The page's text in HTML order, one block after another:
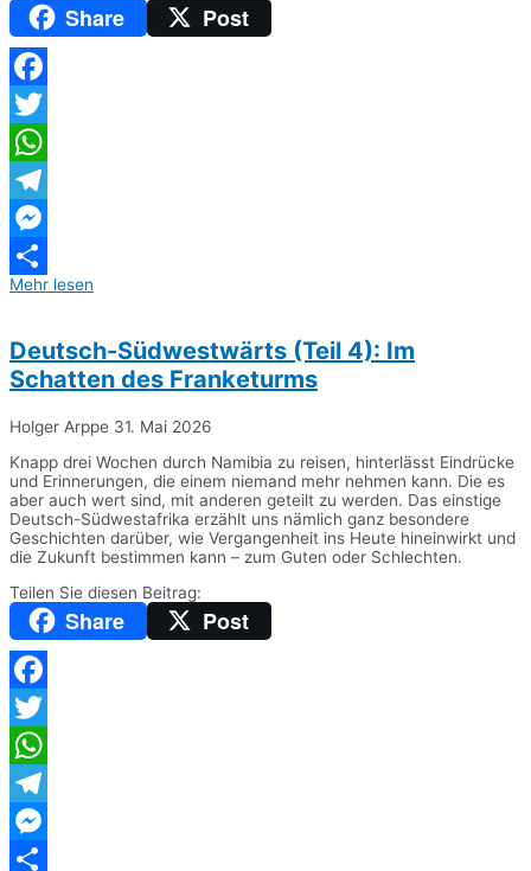
Share Post
Facebook
Twitter
WhatsApp
Telegram
Messenger
Teilen
Mehr lesen
Deutsch-Südwestwärts (Teil 4): Im
Schatten des Franketurms
Holger Arppe 31. Mai 2026
Knapp drei Wochen durch Namibia zu reisen, hinterlässt Eindrücke
und Erinnerungen, die einem niemand mehr nehmen kann. Die es
aber auch wert sind, mit anderen geteilt zu werden. Das einstige
Deutsch-Südwestafrika erzählt uns nämlich ganz besondere
Geschichten darüber, wie Vergangenheit ins Heute hineinwirkt und
die Zukunft bestimmen kann – zum Guten oder Schlechten.
Teilen Sie diesen Beitrag:
Share Post
Facebook
Twitter
WhatsApp
Telegram
Messenger